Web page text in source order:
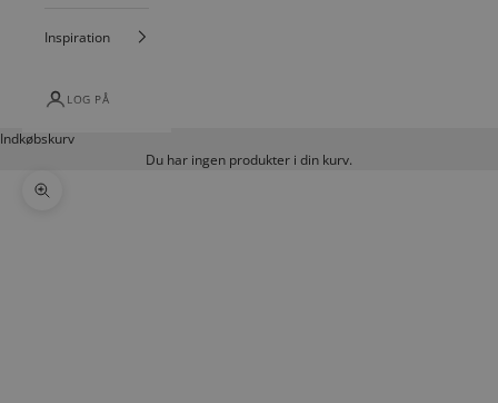
Inspiration
LOG PÅ
Indkøbskurv
Du har ingen produkter i din kurv.
Zoom